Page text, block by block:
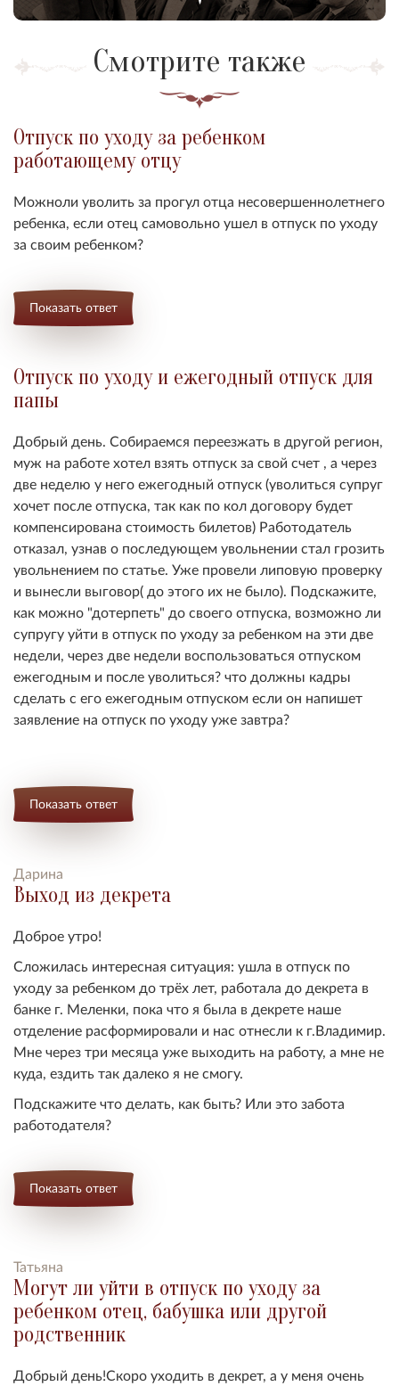
Смотрите также
Отпуск по уходу за ребенком
работающему отцу
Можноли уволить за прогул отца несовершеннолетнего
ребенка, если отец самовольно ушел в отпуск по уходу
за своим ребенком?
Показать ответ
Отпуск по уходу и ежегодный отпуск для
папы
Добрый день. Собираемся переезжать в другой регион,
муж на работе хотел взять отпуск за свой счет , а через
две неделю у него ежегодный отпуск (уволиться супруг
хочет после отпуска, так как по кол договору будет
компенсирована стоимость билетов) Работодатель
отказал, узнав о последующем увольнении стал грозить
увольнением по статье. Уже провели липовую проверку
и вынесли выговор( до этого их не было). Подскажите,
как можно "дотерпеть" до своего отпуска, возможно ли
супругу уйти в отпуск по уходу за ребенком на эти две
недели, через две недели воспользоваться отпуском
ежегодным и после уволиться? что должны кадры
сделать с его ежегодным отпуском если он напишет
заявление на отпуск по уходу уже завтра?
Показать ответ
Дарина
Выход из декрета
Доброе утро!
Сложилась интересная ситуация: ушла в отпуск по
уходу за ребенком до трёх лет, работала до декрета в
банке г. Меленки, пока что я была в декрете наше
отделение расформировали и нас отнесли к г.Владимир.
Мне через три месяца уже выходить на работу, а мне не
куда, ездить так далеко я не смогу.
Подскажите что делать, как быть? Или это забота
работодателя?
Показать ответ
Татьяна
Могут ли уйти в отпуск по уходу за
ребенком отец, бабушка или другой
родственник
Добрый день!Скоро уходить в декрет, а у меня очень